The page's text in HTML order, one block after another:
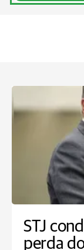
STJ
perda